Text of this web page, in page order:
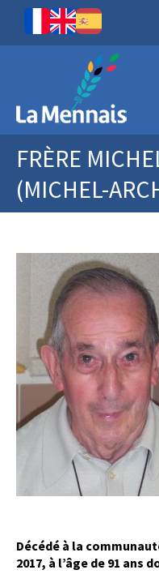
FRÈRE
(MICHEL-
Décédé à la
2017, à l’âge de 91 ans